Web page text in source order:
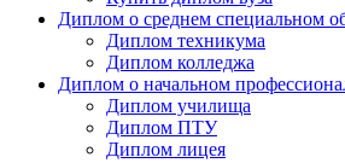
Диплом о среднем специальном
Диплом техникума
Диплом колледжа
Диплом о начальном
Диплом училища
Диплом ПТУ
Диплом лицея